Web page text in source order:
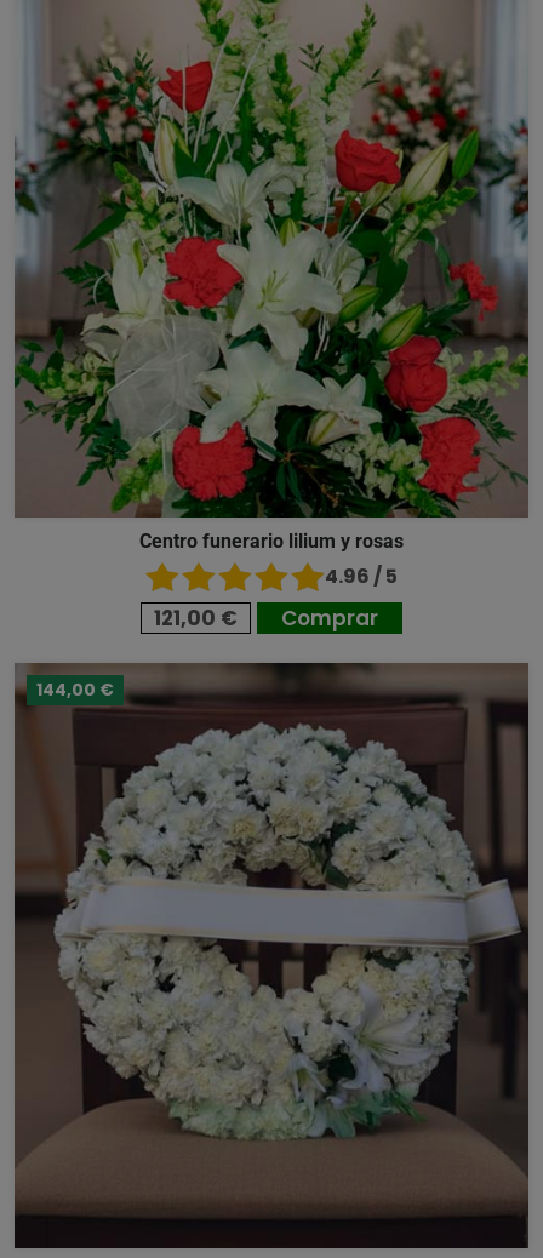
Centro funerario lilium y rosas
4.96 / 5
121,00 € Comprar
144,00 €